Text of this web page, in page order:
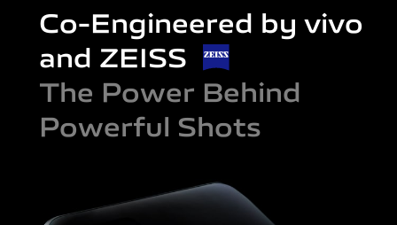
Co-Engineered by vivo
and ZEISS
The Power Behind
Powerful Shots